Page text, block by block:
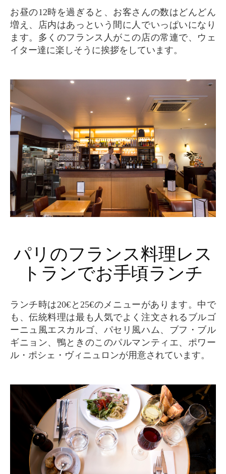
お昼の12時を過ぎると、お客さんの数はどんどん
増え、店内はあっという間に人でいっぱいになり
ます。多くのフランス人がこの店の常連で、ウェ
イター達に楽しそうに挨拶をしています。
パリのフランス料理レス
トランでお手頃ランチ
ランチ時は20€と25€のメニューがあります。中で
も、伝統料理は最も人気でよく注文されるブルゴ
ーニュ風エスカルゴ、パセリ風ハム、ブフ・ブル
ギニョン、鴨ときのこのパルマンティエ、ポワー
ル・ポシェ・ヴィニュロンが用意されています。